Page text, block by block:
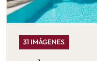
31 IMÁGENES